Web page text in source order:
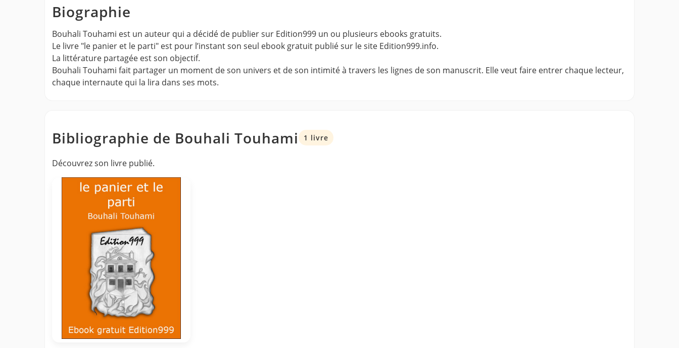
Biographie
Bouhali Touhami est un auteur qui a décidé de publier sur Edition999 un ou plusieurs ebooks gratuits.
Le livre "le panier et le parti" est pour l’instant son seul ebook gratuit publié sur le site Edition999.info.
La littérature partagée est son objectif.
Bouhali Touhami fait partager un moment de son univers et de son intimité à travers les lignes de son manuscrit. Elle veut faire entrer chaque lecteur,
chaque internaute qui la lira dans ses mots.
Bibliographie de Bouhali Touhami 1 livre
Découvrez son livre publié.